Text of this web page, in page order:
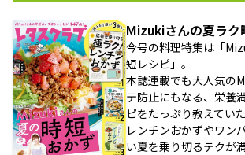
Mizukiさんの夏ラク
今号の料理特集は「
短レシピ」。
本誌連載でも大人気の
テ防止にもなる、栄養
ピをたっぷり教えてい
レンチンおかずやワン
い夏を乗り切るテクが